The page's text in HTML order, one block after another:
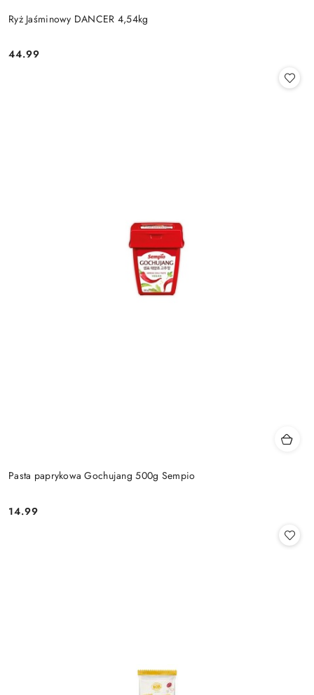
Ryż Jaśminowy DANCER 4,54kg
Cena:
44.99
Pasta paprykowa Gochujang 500g Sempio
Cena:
14.99